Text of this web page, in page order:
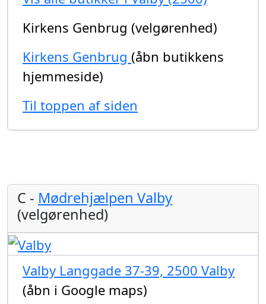
Kirkens Genbrug (velgørenhed)
Kirkens Genbrug (åbn butikkens
hjemmeside)
Til toppen af siden
C - Mødrehjælpen Valby
(velgørenhed)
Valby Langgade 37-39, 2500 Valby
(åbn i Google maps)